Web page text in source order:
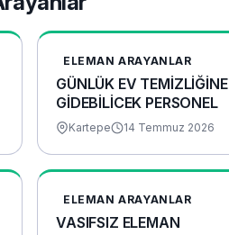
ELEMAN ARAYANLAR
GÜNLÜK EV TEMİZLİĞİNE
GİDEBİLİCEK PERSONEL
Kartepe 14 Temmuz 2026
ELEMAN ARAYANLAR
VASIFSIZ ELEMAN